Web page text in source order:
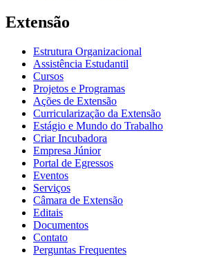
Extensão
Estrutura Organizacional
Assistência Estudantil
Cursos
Projetos e Programas
Ações de Extensão
Curricularização da Extensão
Estágio e Mundo do Trabalho
Criar Incubadora
Empresa Júnior
Portal de Egressos
Eventos
Serviços
Câmara de Extensão
Editais
Documentos
Contato
Perguntas Frequentes